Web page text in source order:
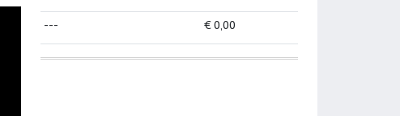
--- € 0,00